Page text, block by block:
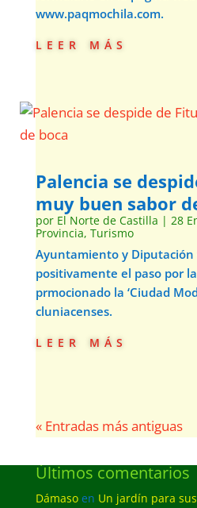
www.paqmochila.com.
leer más
Palencia se
muy buen sabor
por El Norte de Castilla | 28
Provincia, Turismo
Ayuntamiento y
positivamente el paso por
prmocionado la ‘Ciudad
cluniacenses.
leer más
« Entradas más antiguas
Últimos comentarios
Dámasoen Un jardín para